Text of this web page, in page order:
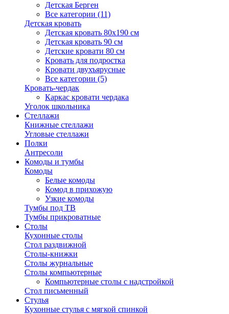
Детская Берген
Все категории (11)
Детская кровать
Детская кровать 80х190 см
Детская кровать 90 см
Детские кровати 80 см
Кровать для подростка
Кровати двухъярусные
Все категории (5)
Кровать-чердак
Каркас кровати чердака
Уголок школьника
Стеллажи
Книжные стеллажи
Угловые стеллажи
Полки
Антресоли
Комоды и тумбы
Комоды
Белые комоды
Комод в прихожую
Узкие комоды
Тумбы под ТВ
Тумбы прикроватные
Столы
Кухонные столы
Стол раздвижной
Столы-книжки
Столы журнальные
Столы компьютерные
Компьютерные столы с надстройкой
Стол письменный
Стулья
Кухонные стулья с мягкой спинкой